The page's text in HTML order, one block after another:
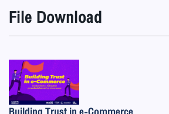
File Download